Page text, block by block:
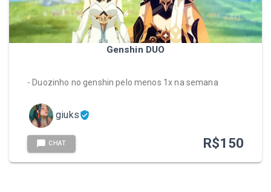
Genshin DUO
- Duozinho no genshin pelo menos 1x na semana
giuks
CHAT R$150